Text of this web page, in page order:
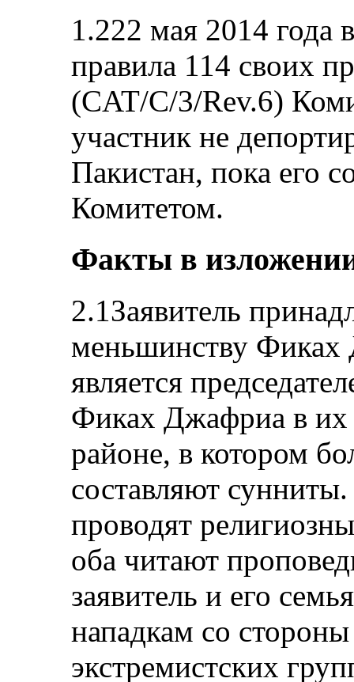
1.222 мая 2014 года
правила 114 своих
(CAT/C/3/Rev.6)
участник не
Пакистан, пока его
Комитетом.
Факты в
2.1Заявитель
меньшинству Фиках
является
Фиках Джафриа в их
районе, в котором
составляют
проводят
оба читают
заявитель и его
нападкам со
экстремистских